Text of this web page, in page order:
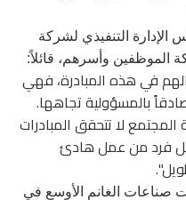
التنفيذي لشركة
الموظفين وأسرهم، قائلاً:
في هذه المبادرة، فهي
بالمسؤولية تجاهها.
لا تتحقق المبادرات
كل فرد من عمل هادئ
."
صناعات الغانم الأوسع في